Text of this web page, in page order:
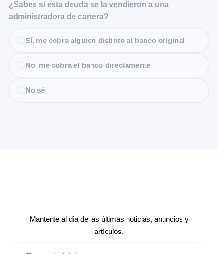
¿Sabes si esta deuda se la vendieron a una
administradora de cartera?
Sí, me cobra alguien distinto al banco original
No, me cobra el banco directamente
No sé
Mantente al día de las últimas noticias, anuncios y
artículos.